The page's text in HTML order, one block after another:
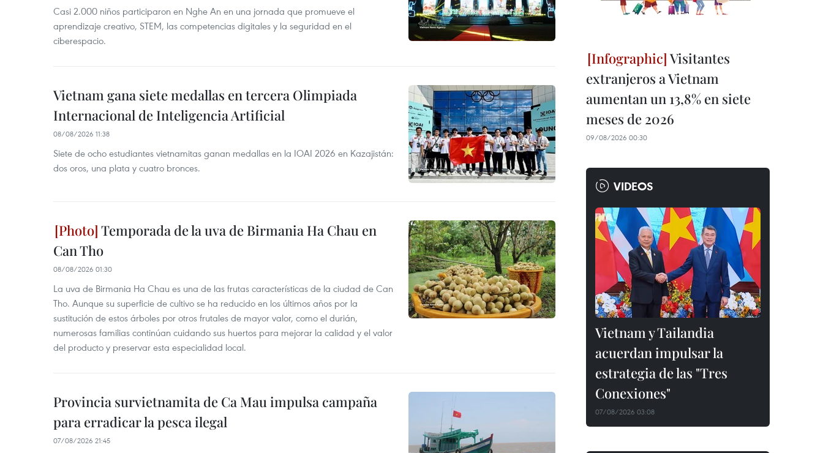
Casi 2.000 niños participaron en Nghe An en una jornada que promueve el
aprendizaje creativo, STEM, las competencias digitales y la seguridad en el
ciberespacio.
Vietnam gana siete medallas en tercera Olimpiada
Internacional de Inteligencia Artificial
08/08/2026 11:38
Siete de ocho estudiantes vietnamitas ganan medallas en la IOAI 2026 en Kazajistán:
dos oros, una plata y cuatro bronces.
Temporada de la uva de Birmania Ha Chau en
Can Tho
08/08/2026 01:30
La uva de Birmania Ha Chau es una de las frutas características de la ciudad de Can
Tho. Aunque su superficie de cultivo se ha reducido en los últimos años por la
sustitución de estos árboles por otros frutales de mayor valor, como el durián,
numerosas familias continúan cuidando sus huertos para mejorar la calidad y el valor
del producto y preservar esta especialidad local.
Provincia survietnamita de Ca Mau impulsa campaña
para erradicar la pesca ilegal
07/08/2026 21:45
Visitantes
extranjeros a Vietnam
aumentan un 13,8% en siete
meses de 2026
09/08/2026 00:30
VIDEOS
Vietnam y Tailandia
acuerdan impulsar la
estrategia de las "Tres
Conexiones"
07/08/2026 03:08